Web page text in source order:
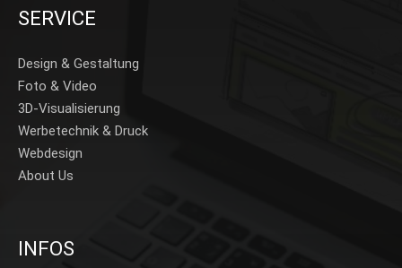
SERVICE
Design & Gestaltung
Foto & Video
3D-Visualisierung
Werbetechnik & Druck
Webdesign
About Us
INFOS